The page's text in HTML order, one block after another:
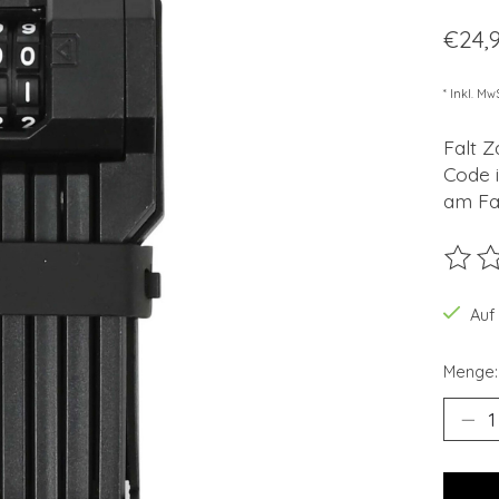
* Inkl.
Falt
Code
am
Die
Menge: